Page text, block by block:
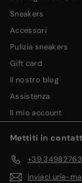
sneakers
accessori
pulizia sneakers
gift card
il nostro blog
assistenza
il mio account
Mettiti in
+39
inviaci un'e-